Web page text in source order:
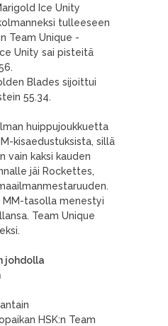
Ice Unity
tulleeseen
Team Unique -
Unity sai pisteitä
Blades sijoittui
55.34.
huippujoukkuetta
kisaedustuksista, sillä
vain kaksi kauden
jäi Rockettes,
tasolla menestyi
Team Unique
johdolla
HSK:n Team